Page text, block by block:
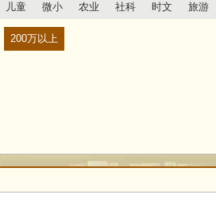
儿童 微小 农业 社科 时文 旅游
200万以上